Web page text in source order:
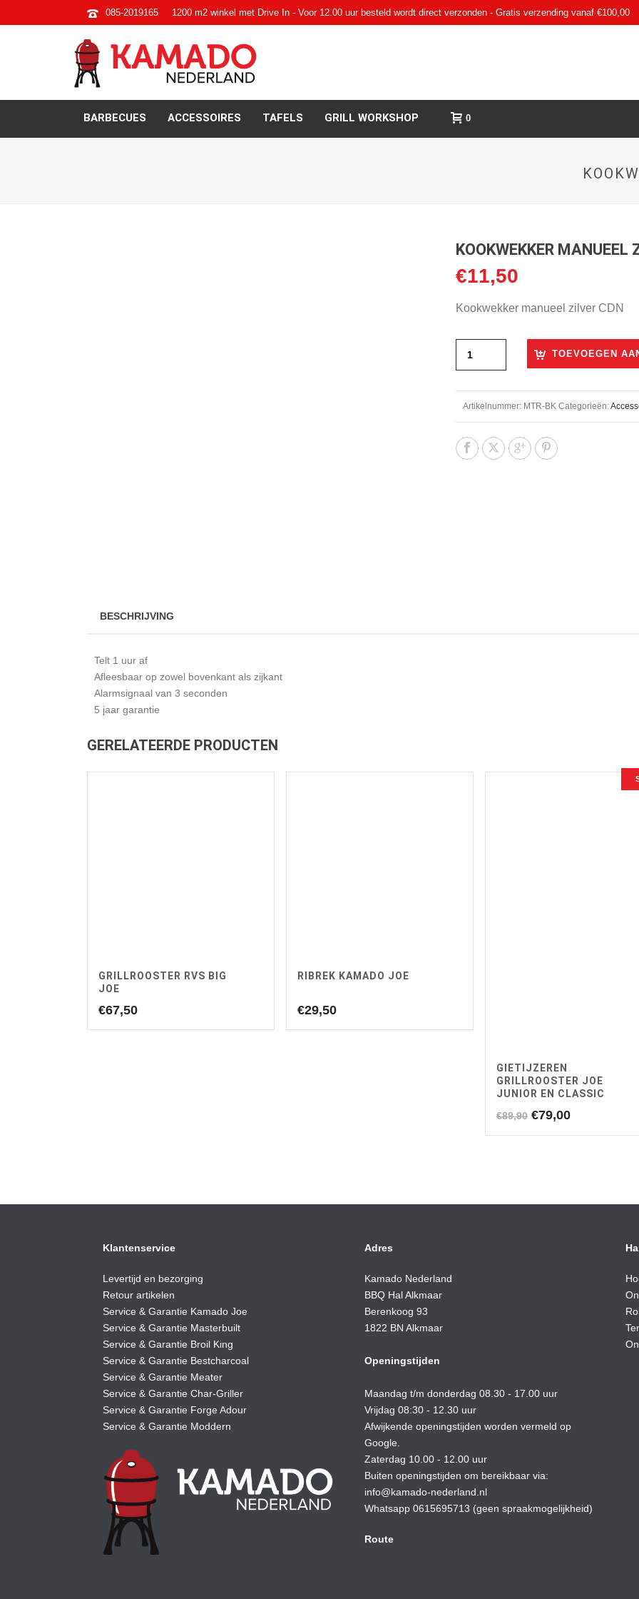
085-2019165 1200 m2 winkel met Drive In - Voor 12.00 uur besteld wordt direct verzonden - Gratis verzending vanaf €100,00
BARBECUES ACCESSOIRES TAFELS GRILL WORKSHOP 0
KOOKWEKKER MANUEEL
€11,50
Kookwekker manueel zilver CDN
TOEVOEGEN
Artikelnummer: MTR-BK Categorieën:
BESCHRIJVING
Telt 1 uur af
Afleesbaar op zowel bovenkant als zijkant
Alarmsignaal van 3 seconden
5 jaar garantie
GERELATEERDE PRODUCTEN
GRILLROOSTER RVS BIG
JOE
€67,50
RIBREK KAMADO JOE
€29,50
GIETIJZEREN
GRILLROOSTER JOE
JUNIOR EN CLASSIC
€89,90 Oorspronkelijke
€79,00Huidige
Klantenservice
Levertijd en bezorging
Retour artikelen
Service & Garantie Kamado Joe
Service & Garantie Masterbuilt
Service & Garantie Broil King
Service & Garantie Bestcharcoal
Service & Garantie Meater
Service & Garantie Char-Griller
Service & Garantie Forge Adour
Service & Garantie Moddern
Adres
Kamado Nederland
BBQ Hal Alkmaar
Berenkoog 93
1822 BN Alkmaar
Openingstijden
Maandag t/m donderdag 08.30 - 17.00 uur
Vrijdag 08:30 - 12.30 uur
Afwijkende openingstijden worden vermeld op
Google.
Zaterdag 10.00 - 12.00 uur
Buiten openingstijden om bereikbaar via:
info@kamado-nederland.nl
Whatsapp 0615695713 (geen spraakmogelijkheid)
Route